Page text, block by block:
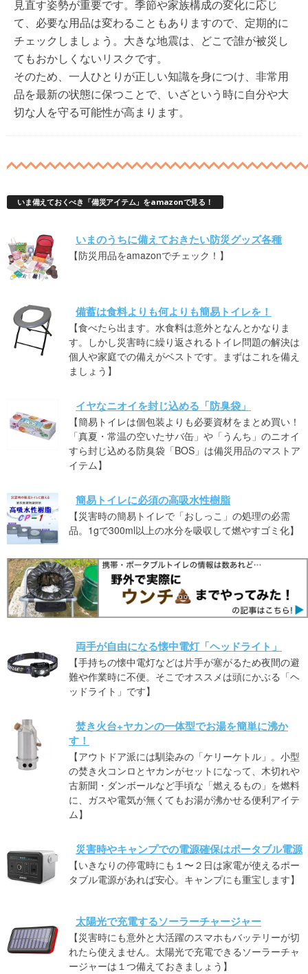
見直す姿勢が重要です。季節や家族構成の変化に応じ
て、必要な用品は変わることもありますので、定期的に
チェックしましょう。大きな地震は、どこで誰が被災し
てもおかしくないリスクです。
そのため、一人ひとりが正しい知識を身につけ、非常用
品を最新の状態に保つことで、いざという時に自分や大
切な人を守る可能性が高まります。
いま備えておくべき「備災アイテム」をamazonで見る！
いまのうちに備えておきたい防災グッズ各種
【防災用品をamazonでチェック！】
備蓄は食料よりも何よりも簡易トイレを！
【食べたら出ます。水食料は意外となんとかなりま
す。しかし災害時に繰り返されるトイレ問題の解決は
個人や家庭での備えがベストです。まずはこれを備え
ましょう】
イヤなニオイを封じ込める「防臭袋」
【簡易トイレは個包装よりも必要資材をまとめ買い！
「真夏・常温の空いたサバ缶」や「うんち」のニオイ
すら封じ込める防臭袋「BOS」は備災用品のマストア
イテム】
簡易トイレに必須の高吸水性樹脂
【災害時の簡易トイレで「おしっこ」の処理の必需
品。1gで300ml以上の水分を吸収して燃やすゴミ化】
両手が自由になる懐中電灯「ヘッドライト」
【手持ちの懐中電灯などは片手が塞がるため夜間の避
難や作業時に不便。そこでオススメは頭にかぶる「ヘ
ッドライト」です】
焚き火台+ヤカンの一体型でお湯を簡単に沸か
す！
【アウトドア派には馴染みの「ケリーケトル」。小型
の焚き火コンロとヤカンがセットになって、木切れや
古新聞・ダンボールなど手頃な「燃えるもの」を燃料
に、ガスや電気が無くてもお湯が沸かせる便利アイテ
ム】
災害時やキャンプでの電源確保はポータブル電源
【いきなりの停電時にも１〜２日は家電が使えるポー
タブル電源があれば安心。キャンプにも重宝します】
太陽光で充電するソーラーチャージャー
【災害時にも意外と大活躍のスマホもバッテリーが切
れたら使えません。太陽光で充電できるソーラーチャ
ージャーは１つ備えておきましょう】